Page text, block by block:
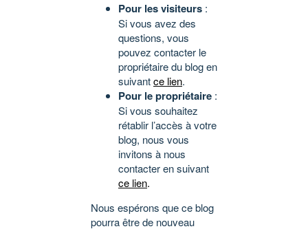
Pour les visiteurs :
Si vous avez des
questions, vous
pouvez contacter le
propriétaire du blog en
suivantce lien.
Pour le propriétaire :
Si vous souhaitez
rétablir l’accès à votre
blog, nous vous
invitons à nous
contacter en suivant
ce lien.
Nous espérons que ce blog
pourra être de nouveau